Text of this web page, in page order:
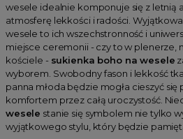
wesele idealnie komponuje się z letnią
atmosferę lekkości i radości.
wesele to ich wszechstronność i
miejsce ceremonii - czy to w plenerze,
kościele - sukienka boho na wesele
wyborem. Swobodny fason i lekkość
panna młoda będzie mogła cieszyć
komfortem przez całą uroczystość.
wesele stanie się symbolem nie tylko
wyjątkowego stylu, który będzie